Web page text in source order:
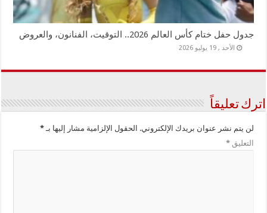
جدول حفل ختام كأس العالم 2026.. التوقيت، الفنانون، والعروض
الأحد , 19 يوليو 2026
اترك تعليقاً
لن يتم نشر عنوان بريدك الإلكتروني. الحقول الإلزامية مشار إليها بـ*
التعليق*